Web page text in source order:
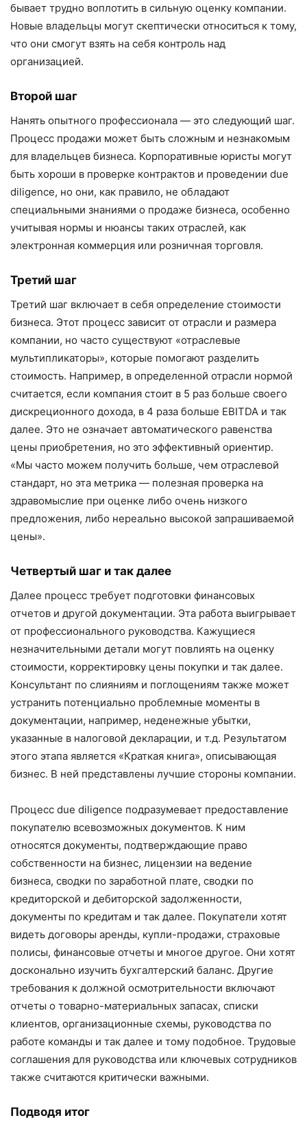
бывает трудно воплотить в сильную оценку компании.
Новые владельцы могут скептически относиться к тому,
что они смогут взять на себя контроль над
организацией.
Второй шаг
Нанять опытного профессионала — это следующий шаг.
Процесс продажи может быть сложным и незнакомым
для владельцев бизнеса. Корпоративные юристы могут
быть хороши в проверке контрактов и проведении due
diligence, но они, как правило, не обладают
специальными знаниями о продаже бизнеса, особенно
учитывая нормы и нюансы таких отраслей, как
электронная коммерция или розничная торговля.
Третий шаг
Третий шаг включает в себя определение стоимости
бизнеса. Этот процесс зависит от отрасли и размера
компании, но часто существуют «отраслевые
мультипликаторы», которые помогают разделить
стоимость. Например, в определенной отрасли нормой
считается, если компания стоит в 5 раз больше своего
дискреционного дохода, в 4 раза больше EBITDA и так
далее. Это не означает автоматического равенства
цены приобретения, но это эффективный ориентир.
«Мы часто можем получить больше, чем отраслевой
стандарт, но эта метрика — полезная проверка на
здравомыслие при оценке либо очень низкого
предложения, либо нереально высокой запрашиваемой
цены».
Четвертый шаг и так далее
Далее процесс требует подготовки финансовых
отчетов и другой документации. Эта работа выигрывает
от профессионального руководства. Кажущиеся
незначительными детали могут повлиять на оценку
стоимости, корректировку цены покупки и так далее.
Консультант по слияниям и поглощениям также может
устранить потенциально проблемные моменты в
документации, например, неденежные убытки,
указанные в налоговой декларации, и т.д. Результатом
этого этапа является «Краткая книга», описывающая
бизнес. В ней представлены лучшие стороны компании.
Процесс due diligence подразумевает предоставление
покупателю всевозможных документов. К ним
относятся документы, подтверждающие право
собственности на бизнес, лицензии на ведение
бизнеса, сводки по заработной плате, сводки по
кредиторской и дебиторской задолженности,
документы по кредитам и так далее. Покупатели хотят
видеть договоры аренды, купли-продажи, страховые
полисы, финансовые отчеты и многое другое. Они хотят
досконально изучить бухгалтерский баланс. Другие
требования к должной осмотрительности включают
отчеты о товарно-материальных запасах, списки
клиентов, организационные схемы, руководства по
работе команды и так далее и тому подобное. Трудовые
соглашения для руководства или ключевых сотрудников
также считаются критически важными.
Подводя итог